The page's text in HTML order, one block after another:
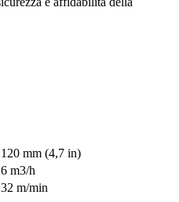
120 mm (4,7 in)
6 m3/h
32 m/min